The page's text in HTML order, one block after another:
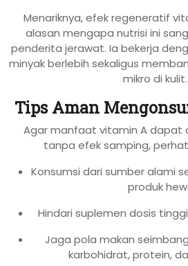
Menariknya, efek regeneratif
alasan mengapa nutrisi ini
penderita jerawat. Ia bekerja
minyak berlebih sekaligus
mikro di kulit.
Tips Aman
Agar manfaat vitamin A dapat
tanpa efek samping,
Konsumsi dari sumber alami
produk
Hindari suplemen dosis
Jaga pola makan
karbohidrat, protein,